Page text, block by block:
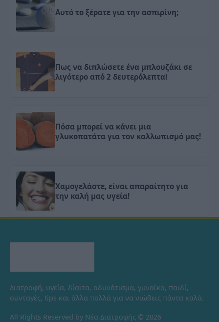
Αυτό το ξέρατε για την ασπιρίνη;
Πως να διπλώσετε ένα μπλουζάκι σε
λιγότερο από 2 δευτερόλεπτα!
Πόσα μπορεί να κάνει μια
γλυκοπατάτα για τον καλλωπισμό μας!
Χαμογελάστε, είναι απαραίτητο για
την καλή μας υγεία!
Διατροφή, υγεία, δίαιτα, αδυνάτισμα, γυναίκα, παιδί,
συνταγές, tips και άλλα πολλά για να νιώθεις πάντα καλά.
All Rights Reserved by Νέα Διατροφής © 2026